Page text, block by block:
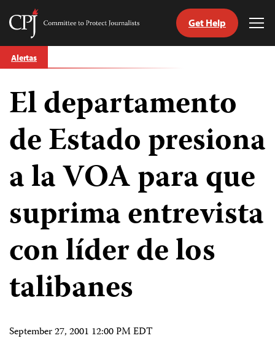
Skip
to
Committee
Journalists
Get Help
Alertas
El departamento
de Estado presiona
a la VOA para que
suprima entrevista
con líder de los
talibanes
September 27, 2001 12:00 PM EDT